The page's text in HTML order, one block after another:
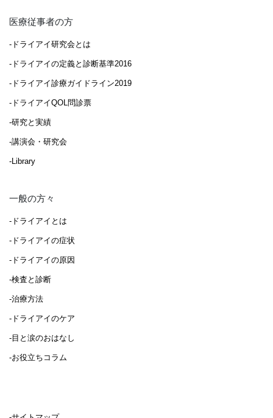
医療従事者の方
-ドライアイ研究会とは
-ドライアイの定義と診断基準2016
-ドライアイ診療ガイドライン2019
-ドライアイQOL問診票
-研究と実績
-講演会・研究会
-Library
一般の方々
-ドライアイとは
-ドライアイの症状
-ドライアイの原因
-検査と診断
-治療方法
-ドライアイのケア
-目と涙のおはなし
-お役立ちコラム